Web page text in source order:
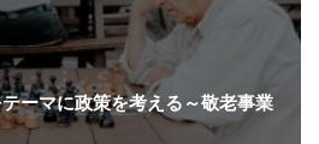
ーマに政策を考える～敬老事業